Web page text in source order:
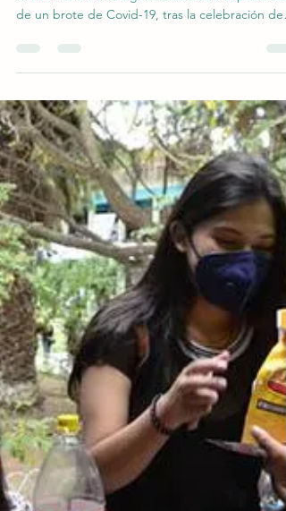
El Servicio Departamental de Salud (Sedes) ha
de un brote de Covid-19, tras la celebración de
conmemoración del Día del Estudiante. Este
evento, que congregó a una gran cantidad de
estudiantes, ha suscitado preocupaciones
a las imágenes y videos que han circulado en
diversas plataformas de redes sociales, donde se
puede observar